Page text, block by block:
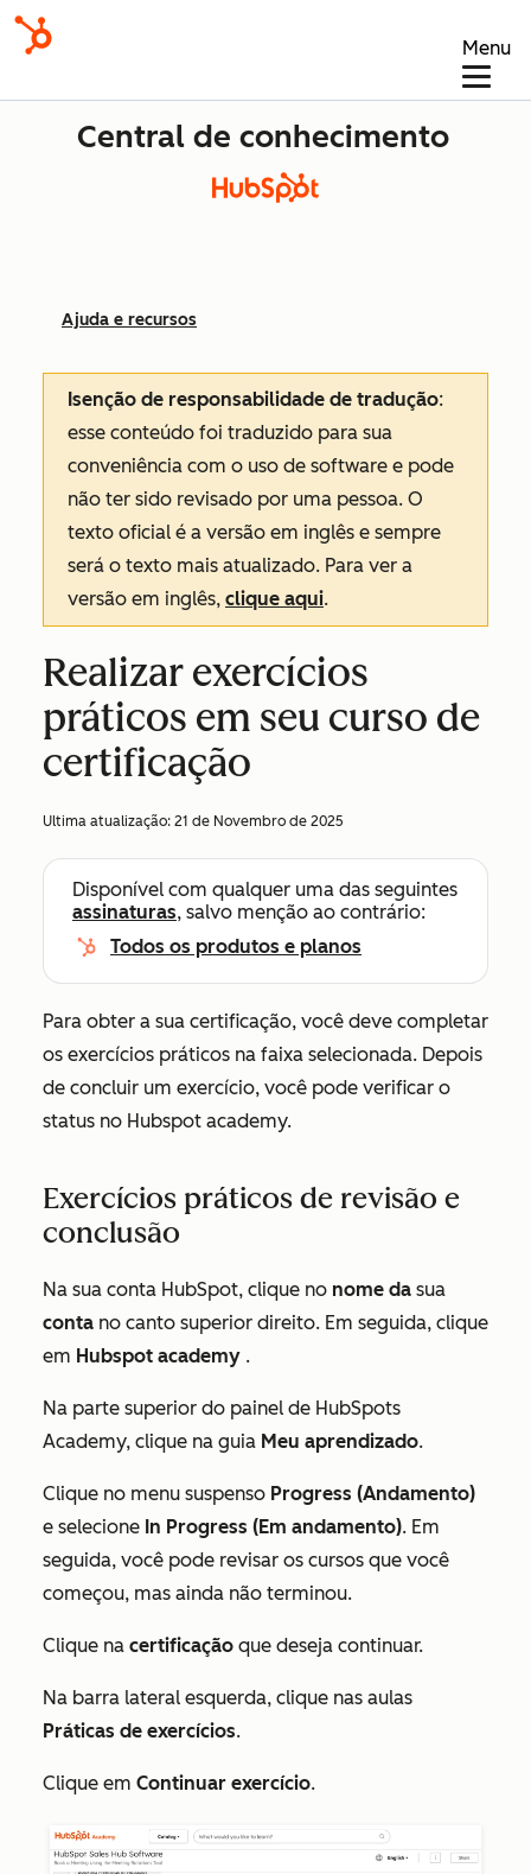
Menu
Central de conhecimento
Ajuda e recursos
Isenção de responsabilidade de tradução:
esse conteúdo foi traduzido para sua
conveniência com o uso de software e pode
não ter sido revisado por uma pessoa. O
texto oficial é a versão em inglês e sempre
será o texto mais atualizado. Para ver a
versão em inglês, clique aqui.
Realizar exercícios
práticos em seu curso de
certificação
Ultima atualização: 21 de Novembro de 2025
Disponível com qualquer uma das seguintes
assinaturas, salvo menção ao contrário:
Todos os produtos e planos
Para obter a sua certificação, você deve completar
os exercícios práticos na faixa selecionada. Depois
de concluir um exercício, você pode verificar o
status no Hubspot academy.
Exercícios práticos de revisão e
conclusão
Na sua conta HubSpot, clique no nome da sua
conta no canto superior direito. Em seguida, clique
em Hubspot academy .
Na parte superior do painel de HubSpots
Academy, clique na guia Meu aprendizado.
Clique no menu suspenso Progress (Andamento)
e selecione In Progress (Em andamento). Em
seguida, você pode revisar os cursos que você
começou, mas ainda não terminou.
Clique na certificação que deseja continuar.
Na barra lateral esquerda, clique nas aulas
Práticas de exercícios.
Clique em Continuar exercício.